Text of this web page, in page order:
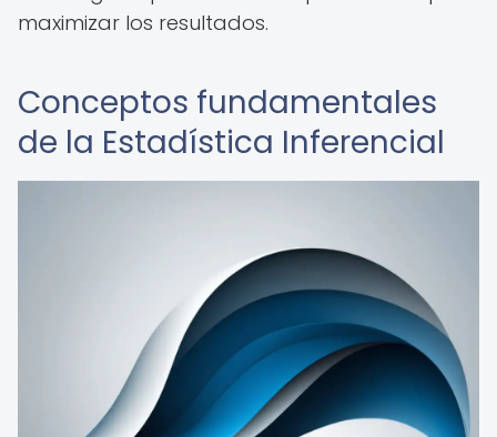
maximizar los resultados.
Conceptos fundamentales
de la Estadística Inferencial